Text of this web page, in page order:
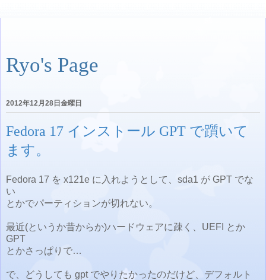
Ryo's Page
2012年12月28日金曜日
Fedora 17 インストール GPT で躓いて
ます。
Fedora 17 を x121e に入れようとして、sda1 が GPT でな
い
とかでパーティションが切れない。
最近(というか昔からか)ハードウェアに疎く、UEFI とか
GPT
とかさっぱりで…
で、どうしても gpt でやりたかったのだけど、デフォルト